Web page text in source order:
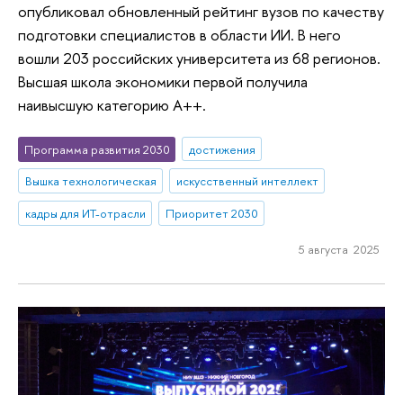
опубликовал обновленный рейтинг вузов по качеству
подготовки специалистов в области ИИ. В него
вошли 203 российских университета из 68 регионов.
Высшая школа экономики первой получила
наивысшую категорию А++.
Программа развития 2030
достижения
Вышка технологическая
искусственный интеллект
кадры для ИТ-отрасли
Приоритет 2030
5 августа 2025